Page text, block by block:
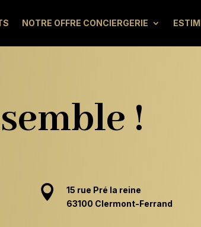
NOTRE OFFRE CONCIERGERIE
!

15 rue Pré la reine
63100 Clermont-Ferrand